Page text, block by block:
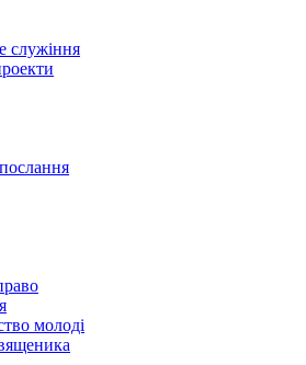
служіння
молоді